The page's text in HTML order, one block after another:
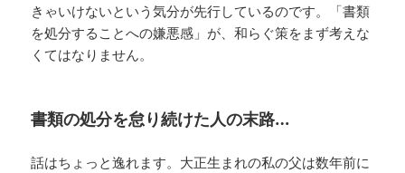
きゃいけないという気分が先行しているのです。「書類
を処分することへの嫌悪感」が、和らぐ策をまず考えな
くてはなりません。
書類の処分を怠り続けた人の末路…
話はちょっと逸れます。大正生まれの私の父は数年前に